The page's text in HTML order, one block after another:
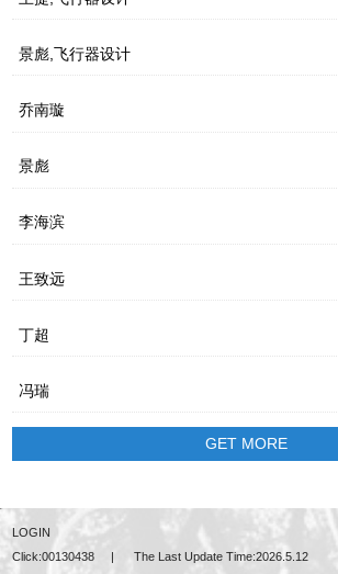
景彪,飞行器设计
乔南璇
景彪
李海滨
王致远
丁超
冯瑞
GET MORE
LOGIN
Click:00130438 | The Last Update Time:2026 .5 12